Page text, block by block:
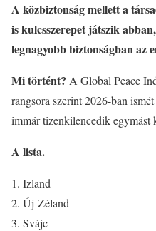
A közbiztonság mellett a
is kulcsszerepet játszik
legnagyobb biztonságban az
Mi történt? A Global Peace
rangsora szerint 2026-ban
immár tizenkilencedik egymást
A lista.
Izland
Új-Zéland
Svájc